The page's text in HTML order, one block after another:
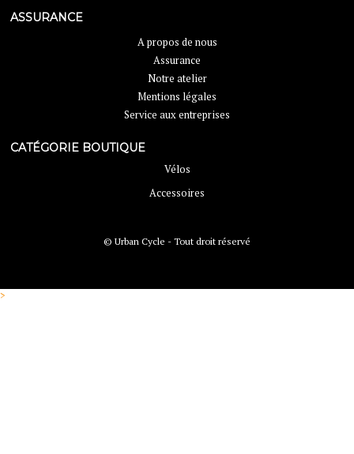
ASSURANCE
A propos de nous
Assurance
Notre atelier
Mentions légales
Service aux entreprises
CATÉGORIE BOUTIQUE
Vélos
Accessoires
© Urban Cycle - Tout droit réservé
>